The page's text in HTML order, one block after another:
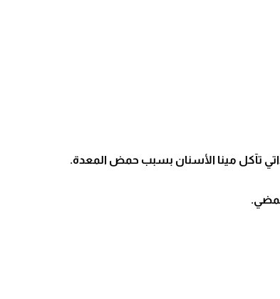
تآكل مينا الأسنان بسبب حمض المعدة.